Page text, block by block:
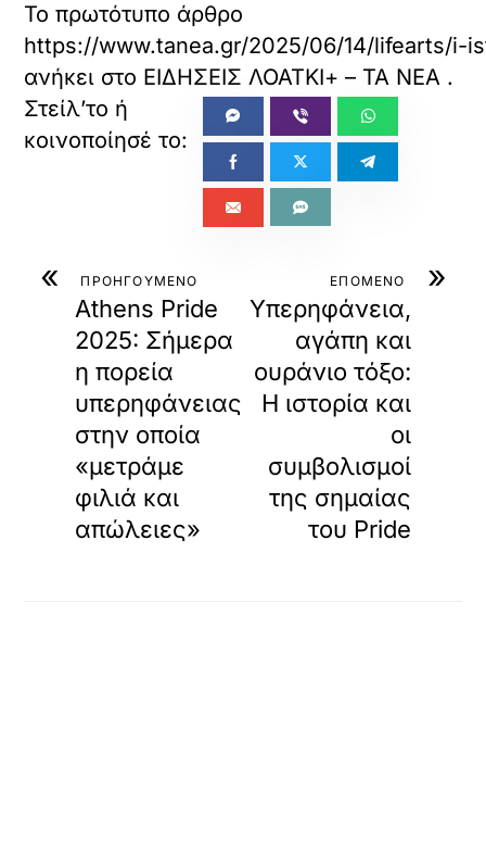
Το πρωτότυπο άρθρο
https://www.tanea.gr/2025/06/14/lifearts/
ανήκει στο ΕΙΔΗΣΕΙΣ ΛΟΑΤΚΙ+ – ΤΑ ΝΕΑ .
« ΠΡΟΗΓΟΥΜΕΝΟ
Athens Pride
2025: Σήμερα
η πορεία
υπερηφάνειας
στην οποία
«μετράμε
φιλιά και
απώλειες»
»
ΕΠΟΜΕΝΟ
Υπερηφάνεια,
αγάπη και
ουράνιο τόξο:
Η ιστορία και
οι
συμβολισμοί
της σημαίας
του Pride